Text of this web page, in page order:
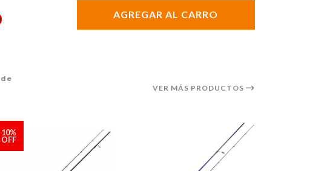
AGREGAR AL CARRO
VER MÁS PRODUCTOS
10%
OFF